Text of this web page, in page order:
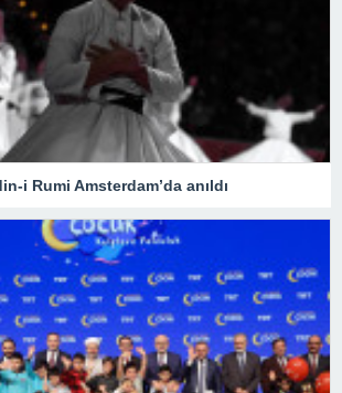
i Rumi Amsterdam’da anıldı